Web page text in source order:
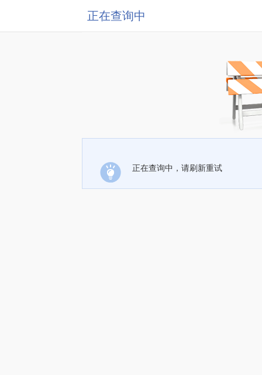
正在查询中
正在查询中，请刷新重试